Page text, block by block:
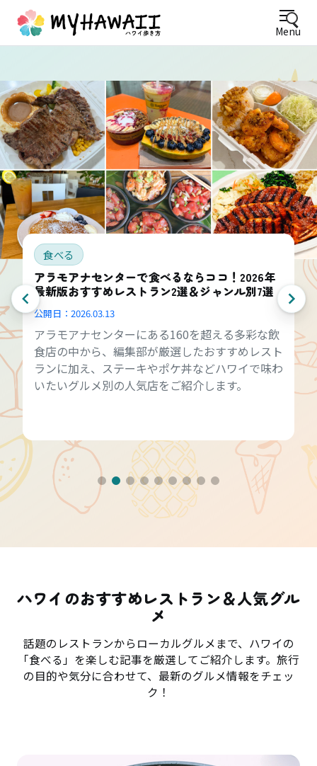
Menu
食べる
アラモアナセンターで食べるならココ！2026年
最新版おすすめレストラン2選＆ジャンル別7選
公開日： 2026.03.13
アラモアナセンターにある160を超える多彩な飲
食店の中から、編集部が厳選したおすすめレスト
ランに加え、ステーキやポケ丼などハワイで味わ
いたいグルメ別の人気店をご紹介します。
ハワイのおすすめレストラン＆人気グル
メ
話題のレストランからローカルグルメまで、ハワイの
「食べる」を楽しむ記事を厳選してご紹介します。旅行
の目的や気分に合わせて、最新のグルメ情報をチェッ
ク！